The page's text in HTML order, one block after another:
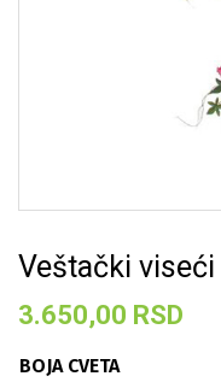
Veštački
3.650,00 RSD
BOJA CVETA